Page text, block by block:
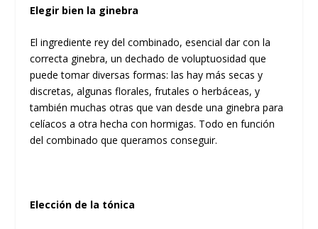
Elegir bien la ginebra
El ingrediente rey del combinado, esencial dar con la
correcta ginebra, un dechado de voluptuosidad que
puede tomar diversas formas: las hay más secas y
discretas, algunas florales, frutales o herbáceas, y
también muchas otras que van desde una ginebra para
celíacos a otra hecha con hormigas. Todo en función
del combinado que queramos conseguir.
Elección de la tónica